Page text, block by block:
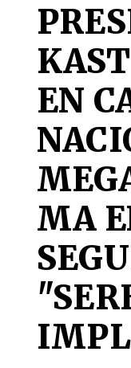
EN
MA